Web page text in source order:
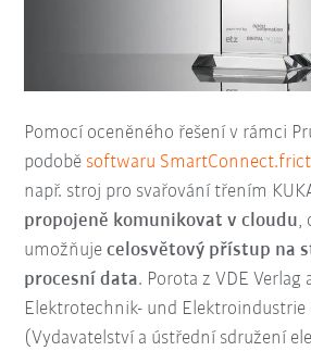
Pomocí oceněného řešení v rámci
podobě softwaru
např. stroj pro svařování třením
propojeně komunikovat v cloudu,
umožňujecelosvětový přístup na
procesní data. Porota z VDE Verlag
Elektrotechnik- und Elektroindustrie
(Vydavatelství a ústřední sdružení